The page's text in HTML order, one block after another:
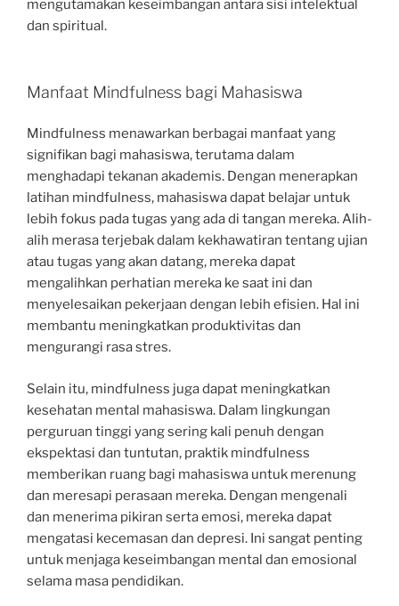
mengutamakan keseimbangan antara sisi intelektual
dan spiritual.
Manfaat Mindfulness bagi Mahasiswa
Mindfulness menawarkan berbagai manfaat yang
signifikan bagi mahasiswa, terutama dalam
menghadapi tekanan akademis. Dengan menerapkan
latihan mindfulness, mahasiswa dapat belajar untuk
lebih fokus pada tugas yang ada di tangan mereka. Alih-
alih merasa terjebak dalam kekhawatiran tentang ujian
atau tugas yang akan datang, mereka dapat
mengalihkan perhatian mereka ke saat ini dan
menyelesaikan pekerjaan dengan lebih efisien. Hal ini
membantu meningkatkan produktivitas dan
mengurangi rasa stres.
Selain itu, mindfulness juga dapat meningkatkan
kesehatan mental mahasiswa. Dalam lingkungan
perguruan tinggi yang sering kali penuh dengan
ekspektasi dan tuntutan, praktik mindfulness
memberikan ruang bagi mahasiswa untuk merenung
dan meresapi perasaan mereka. Dengan mengenali
dan menerima pikiran serta emosi, mereka dapat
mengatasi kecemasan dan depresi. Ini sangat penting
untuk menjaga keseimbangan mental dan emosional
selama masa pendidikan.